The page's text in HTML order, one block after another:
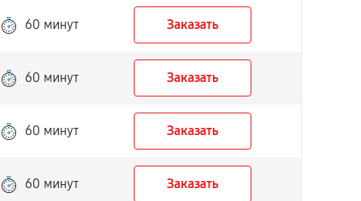
60 минут Заказать
60 минут Заказать
60 минут Заказать
60 минут Заказать